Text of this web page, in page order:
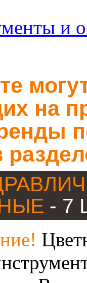
и
на
- 7